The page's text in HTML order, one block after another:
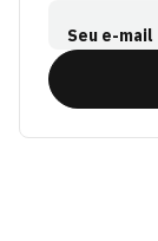
Seu e-mail